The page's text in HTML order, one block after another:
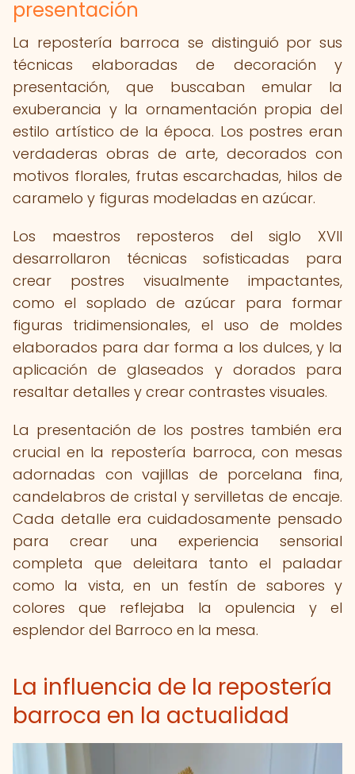
presentación
La repostería barroca se distinguió por sus
técnicas elaboradas de decoración y
presentación, que buscaban emular la
exuberancia y la ornamentación propia del
estilo artístico de la época. Los postres eran
verdaderas obras de arte, decorados con
motivos florales, frutas escarchadas, hilos de
caramelo y figuras modeladas en azúcar.
Los maestros reposteros del siglo XVII
desarrollaron técnicas sofisticadas para
crear postres visualmente impactantes,
como el soplado de azúcar para formar
figuras tridimensionales, el uso de moldes
elaborados para dar forma a los dulces, y la
aplicación de glaseados y dorados para
resaltar detalles y crear contrastes visuales.
La presentación de los postres también era
crucial en la repostería barroca, con mesas
adornadas con vajillas de porcelana fina,
candelabros de cristal y servilletas de encaje.
Cada detalle era cuidadosamente pensado
para crear una experiencia sensorial
completa que deleitara tanto el paladar
como la vista, en un festín de sabores y
colores que reflejaba la opulencia y el
esplendor del Barroco en la mesa.
La influencia de la repostería
barroca en la actualidad